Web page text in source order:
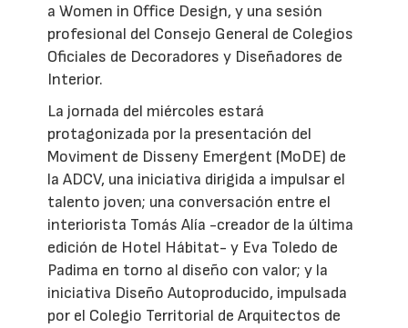
a Women in Office Design, y una sesión
profesional del Consejo General de Colegios
Oficiales de Decoradores y Diseñadores de
Interior.
La jornada del miércoles estará
protagonizada por la presentación del
Moviment de Disseny Emergent (MoDE) de
la ADCV, una iniciativa dirigida a impulsar el
talento joven; una conversación entre el
interiorista Tomás Alía -creador de la última
edición de Hotel Hábitat- y Eva Toledo de
Padima en torno al diseño con valor; y la
iniciativa Diseño Autoproducido, impulsada
por el Colegio Territorial de Arquitectos de